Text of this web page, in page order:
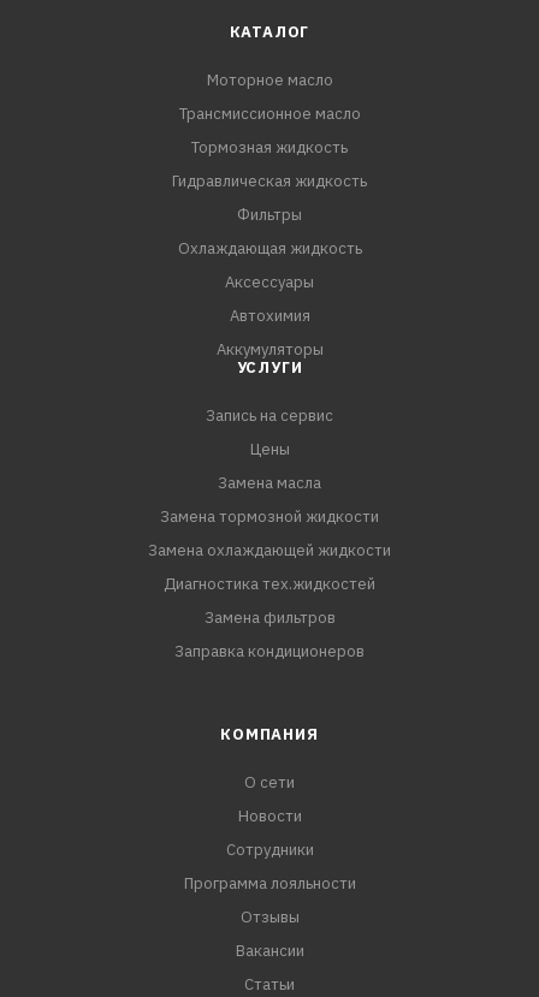
Отличные показатели при холодном пуске даже при
Экономию топлива за счет легкотекучих свойств
Высокую стабильность к окислению
Прекрасные вязкостно-температурные свойства
Отличные моющие и диспергирующие свойства
Мгновенное смазывание всех критических узлов и
КАТАЛОГ
Моторное масло
Трансмиссионное масло
Тормозная жидкость
Гидравлическая жидкость
Фильтры
Охлаждающая жидкость
Аксессуары
Автохимия
Аккумуляторы
УСЛУГИ
Запись на сервис
Цены
Замена масла
Замена тормозной жидкости
Замена охлаждающей жидкости
Диагностика тех.жидкостей
Замена фильтров
Заправка кондиционеров
КОМПАНИЯ
О сети
Новости
Сотрудники
Программа лояльности
Отзывы
Вакансии
Статьи